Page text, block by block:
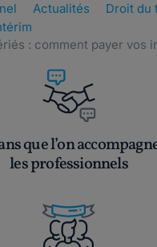
Actualités
Droit du
: comment payer vos
que l’on
les professionnels